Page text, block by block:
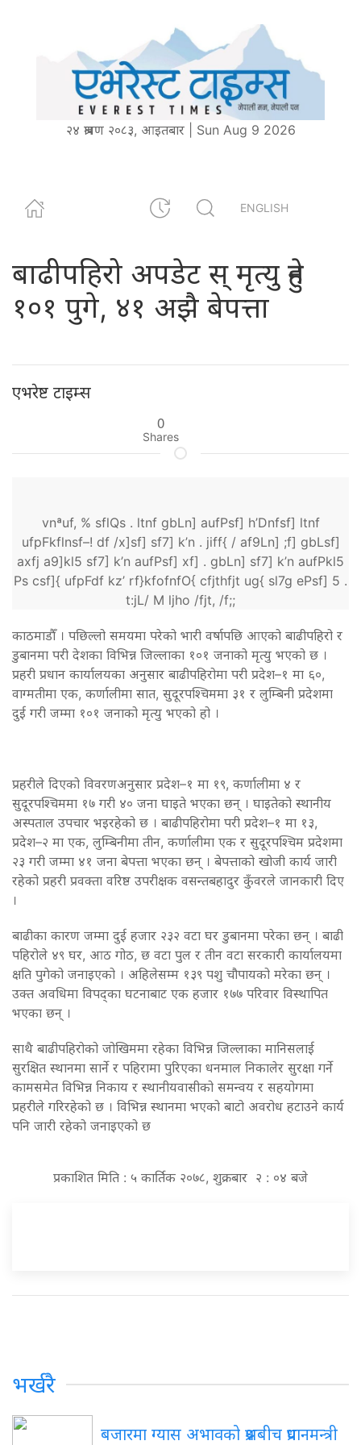
२४ श्रावण २०८३, आइतबार | Sun Aug 9 2026
ENGLISH
बाढीपहिरो अपडेट स् मृत्यु हुने
१०१ पुगे, ४१ अझै बेपत्ता
एभरेष्ट टाइम्स
0
Shares
vnªuf, % sflQs . ltnf gbLn] aufPsf] h’Dnfsf] ltnf
ufpFkflnsf–! df /x]sf] sf7] k’n . jiff{ / af9Ln] ;f] gbLsf]
axfj a9]kl5 sf7] k’n aufPsf] xf] . gbLn] sf7] k’n aufPkl5
Ps csf]{ ufpFdf kz’ rf}kfofnfO{ cfjthfjt ug{ sl7g ePsf] 5 .
t:jL/ M ljho /fjt, /f;;
काठमाडौँ । पछिल्लो समयमा परेको भारी वर्षापछि आएको बाढीपहिरो र
डुबानमा परी देशका विभिन्न जिल्लाका १०१ जनाको मृत्यु भएको छ ।
प्रहरी प्रधान कार्यालयका अनुसार बाढीपहिरोमा परी प्रदेश–१ मा ६०,
वाग्मतीमा एक, कर्णालीमा सात, सुदूरपश्चिममा ३१ र लुम्बिनी प्रदेशमा
दुई गरी जम्मा १०१ जनाको मृत्यु भएको हो ।
प्रहरीले दिएको विवरणअनुसार प्रदेश–१ मा १९, कर्णालीमा ४ र
सुदूरपश्चिममा १७ गरी ४० जना घाइते भएका छन् । घाइतेको स्थानीय
अस्पताल उपचार भइरहेको छ । बाढीपहिरोमा परी प्रदेश–१ मा १३,
प्रदेश–२ मा एक, लुम्बिनीमा तीन, कर्णालीमा एक र सुदूरपश्चिम प्रदेशमा
२३ गरी जम्मा ४१ जना बेपत्ता भएका छन् । बेपत्ताको खोजी कार्य जारी
रहेको प्रहरी प्रवक्ता वरिष्ठ उपरीक्षक वसन्तबहादुर कुँवरले जानकारी दिए
।
बाढीका कारण जम्मा दुई हजार २३२ वटा घर डुबानमा परेका छन् । बाढी
पहिरोले ४९ घर, आठ गोठ, छ वटा पुल र तीन वटा सरकारी कार्यालयमा
क्षति पुगेको जनाइएको । अहिलेसम्म १३९ पशु चौपायको मरेका छन् ।
उक्त अवधिमा विपद्का घटनाबाट एक हजार १७७ परिवार विस्थापित
भएका छन् ।
साथै बाढीपहिरोको जोखिममा रहेका विभिन्न जिल्लाका मानिसलाई
सुरक्षित स्थानमा सार्ने र पहिरामा पुरिएका धनमाल निकालेर सुरक्षा गर्ने
कामसमेत विभिन्न निकाय र स्थानीयवासीको समन्वय र सहयोगमा
प्रहरीले गरिरहेको छ । विभिन्न स्थानमा भएको बाटो अवरोध हटाउने कार्य
पनि जारी रहेको जनाइएको छ
प्रकाशित मिति : ५ कार्तिक २०७८, शुक्रबार २ : ०४ बजे
भर्खरै
बजारमा ग्यास अभावको प्रश्नबीच प्रधानमन्त्री